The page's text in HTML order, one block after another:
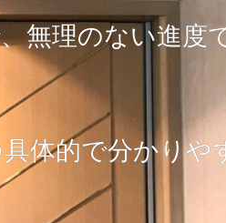
無理のない進度
体的で分かりや